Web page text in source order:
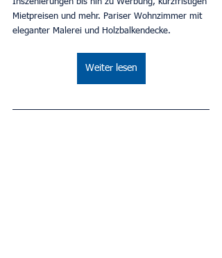
Mietpreisen und mehr. Pariser Wohnzimmer mit
eleganter Malerei und Holzbalkendecke.
Weiter lesen